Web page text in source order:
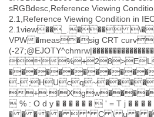
sRGBdesc,Reference Viewing
2.1,Reference Viewing Condition in
2.1view��_.���
VPW�meas�sig CRT
(-

-

 % : O d y � � � � � �  ' = T
� � � � �  * C \ u � � � �